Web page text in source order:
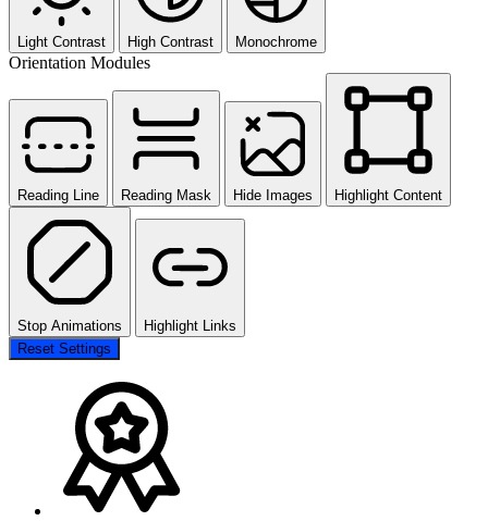
Light Contrast High Contrast Monochrome
Orientation Modules
Reading Line Reading Mask Hide Images Highlight Content
Stop Animations
Highlight Links
Reset Settings